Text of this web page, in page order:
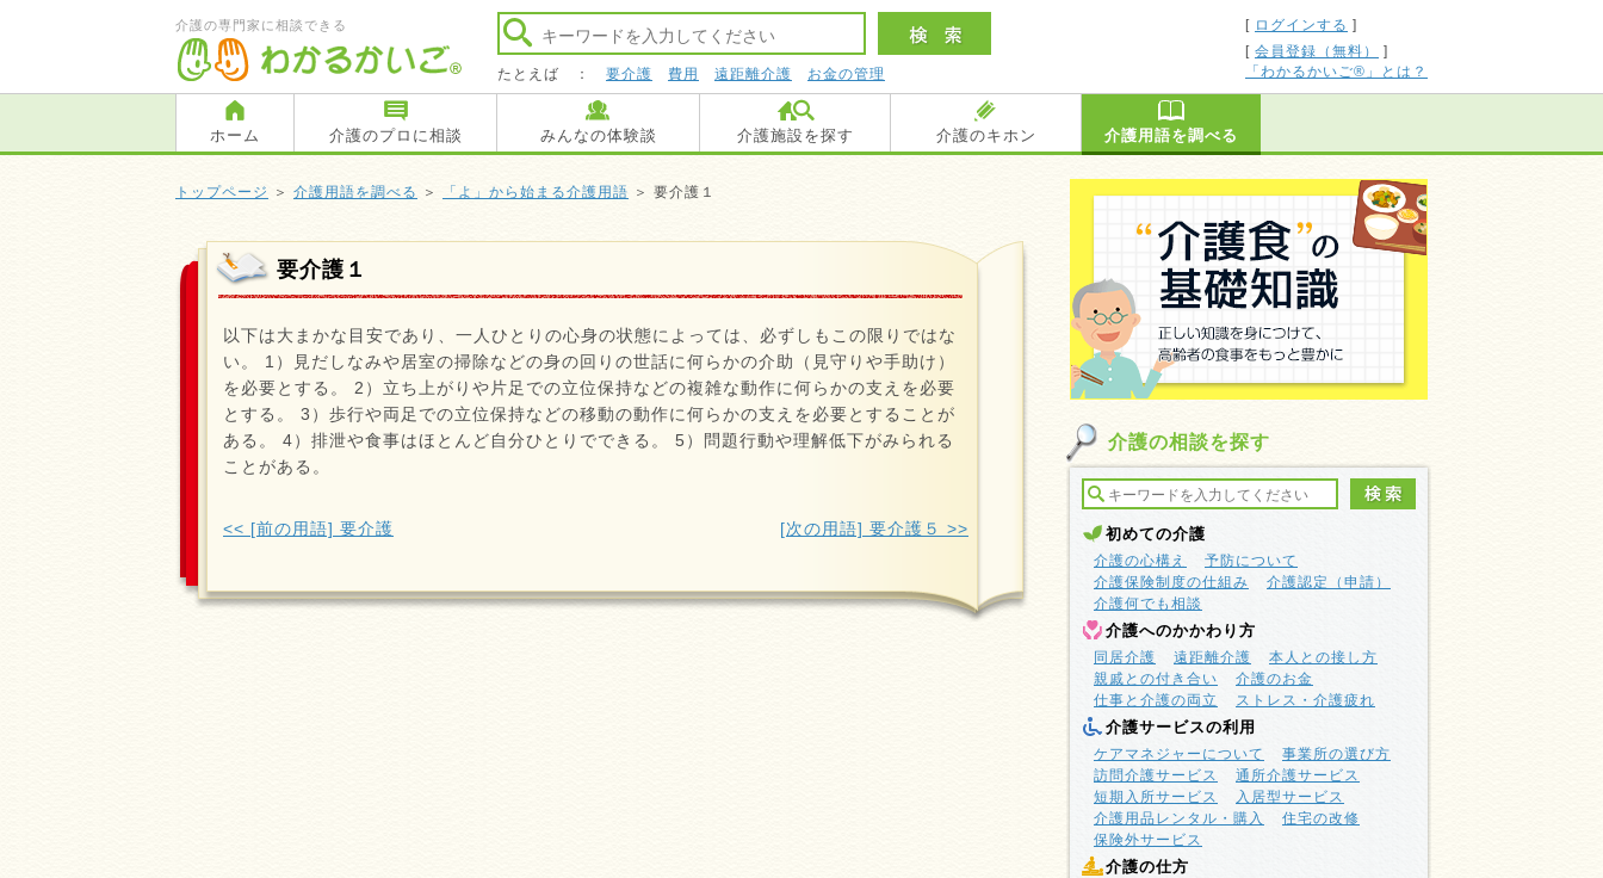
介護の専門家に相談できる
たとえば ： 要介護 費用 遠距離介護 お金の管理
[ ログインする ]
[ 会員登録（無料）
]
「わかるかいご®」とは？
ホーム 介護のプロに相談 みんなの体験談 介護施設を探す 介護のキホン 介護用語を調べる
トップページ ＞ 介護用語を調べる ＞ 「よ」から始まる介護用語 ＞ 要介護１
要介護１
以下は大まかな目安であり、一人ひとりの心身の状態によっては、必ずしもこの限りではな
い。 1）見だしなみや居室の掃除などの身の回りの世話に何らかの介助（見守りや手助け）
を必要とする。 2）立ち上がりや片足での立位保持などの複雑な動作に何らかの支えを必要
とする。 3）歩行や両足での立位保持などの移動の動作に何らかの支えを必要とすることが
ある。 4）排泄や食事はほとんど自分ひとりでできる。 5）問題行動や理解低下がみられる
ことがある。
<< [前の用語] 要介護 [次の用語] 要介護５ >>
介護の相談を探す
初めての介護
介護の心構え
予防について
介護保険制度の仕組み
介護認定（申請）
介護何でも相談
介護へのかかわり方
同居介護 遠距離介護
本人との接し方
親戚との付き合い
介護のお金
仕事と介護の両立
ストレス・介護疲れ
介護サービスの利用
ケアマネジャーについて
事業所の選び方
訪問介護サービス
通所介護サービス
短期入所サービス
入居型サービス
介護用品レンタル・購入
住宅の改修
保険外サービス
介護の仕方